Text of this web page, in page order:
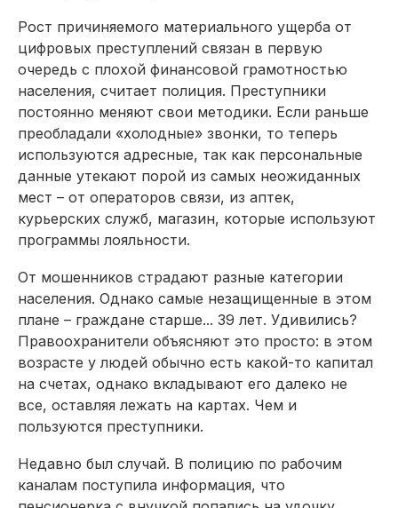
Рост причиняемого материального ущерба от
цифровых преступлений связан в первую
очередь с плохой финансовой грамотностью
населения, считает полиция. Преступники
постоянно меняют свои методики. Если раньше
преобладали «холодные» звонки, то теперь
используются адресные, так как персональные
данные утекают порой из самых неожиданных
мест – от операторов связи, из аптек,
курьерских служб, магазин, которые используют
программы лояльности.
От мошенников страдают разные категории
населения. Однако самые незащищенные в этом
плане – граждане старше... 39 лет. Удивились?
Правоохранители объясняют это просто: в этом
возрасте у людей обычно есть какой-то капитал
на счетах, однако вкладывают его далеко не
все, оставляя лежать на картах. Чем и
пользуются преступники.
Недавно был случай. В полицию по рабочим
каналам поступила информация, что